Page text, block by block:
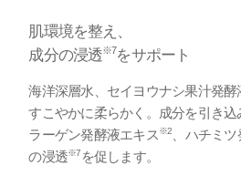
肌環境を整え、
成分の浸透※7をサポート
海洋深層水、セイヨウナシ果汁発酵
すこやかに柔らかく。成分を引き
ラーゲン発酵液エキス※2 、ハチミ
の浸透※7 を促します。